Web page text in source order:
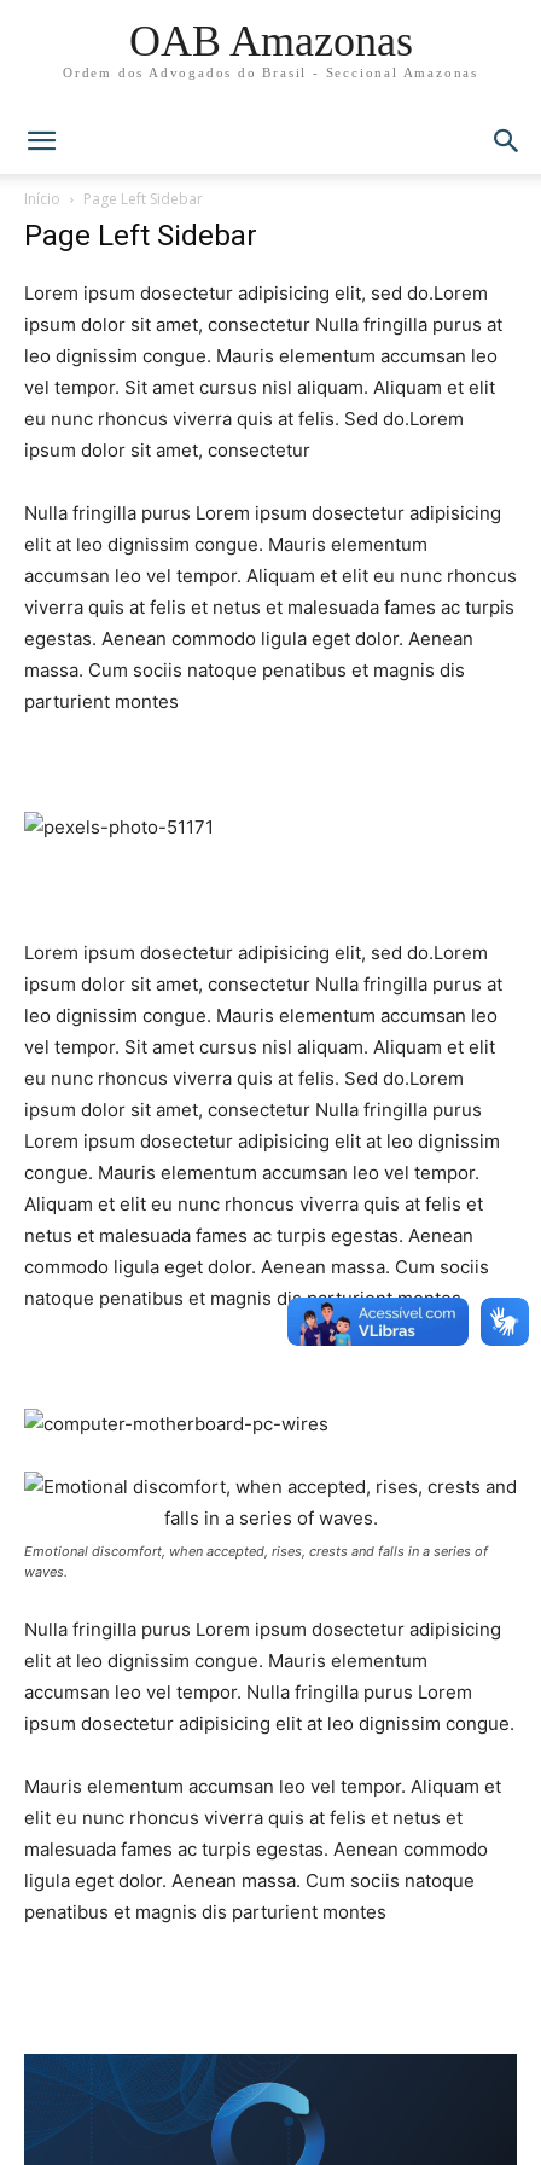
OAB Amazonas
Ordem dos Advogados do Brasil - Seccional Amazonas
Início Page Left Sidebar
Page Left Sidebar
Lorem ipsum dosectetur adipisicing elit, sed do.Lorem
ipsum dolor sit amet, consectetur Nulla fringilla purus at
leo dignissim congue. Mauris elementum accumsan leo
vel tempor. Sit amet cursus nisl aliquam. Aliquam et elit
eu nunc rhoncus viverra quis at felis. Sed do.Lorem
ipsum dolor sit amet, consectetur
Nulla fringilla purus Lorem ipsum dosectetur adipisicing
elit at leo dignissim congue. Mauris elementum
accumsan leo vel tempor. Aliquam et elit eu nunc rhoncus
viverra quis at felis et netus et malesuada fames ac turpis
egestas. Aenean commodo ligula eget dolor. Aenean
massa. Cum sociis natoque penatibus et magnis dis
parturient montes
Lorem ipsum dosectetur adipisicing elit, sed do.Lorem
ipsum dolor sit amet, consectetur Nulla fringilla purus at
leo dignissim congue. Mauris elementum accumsan leo
vel tempor. Sit amet cursus nisl aliquam. Aliquam et elit
eu nunc rhoncus viverra quis at felis. Sed do.Lorem
ipsum dolor sit amet, consectetur Nulla fringilla purus
Lorem ipsum dosectetur adipisicing elit at leo dignissim
congue. Mauris elementum accumsan leo vel tempor.
Aliquam et elit eu nunc rhoncus viverra quis at felis et
netus et malesuada fames ac turpis egestas. Aenean
commodo ligula eget dolor. Aenean massa. Cum sociis
natoque penatibus et magnis dis parturient montes
Emotional discomfort, when accepted, rises, crests and falls in a series of
waves.
Nulla fringilla purus Lorem ipsum dosectetur adipisicing
elit at leo dignissim congue. Mauris elementum
accumsan leo vel tempor. Nulla fringilla purus Lorem
ipsum dosectetur adipisicing elit at leo dignissim congue.
Mauris elementum accumsan leo vel tempor. Aliquam et
elit eu nunc rhoncus viverra quis at felis et netus et
malesuada fames ac turpis egestas. Aenean commodo
ligula eget dolor. Aenean massa. Cum sociis natoque
penatibus et magnis dis parturient montes